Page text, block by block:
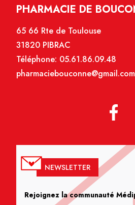
PHARMACIE DE
65 66 Rte de Toulouse
31820 PIBRAC
Téléphone: 05.61.86.09.48
pharmaciebouconne@gmail.com
NEWSLETTER
Rejoignez la communauté